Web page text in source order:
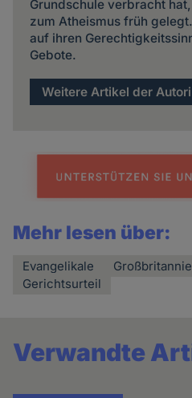
Grundschule verbracht
zum Atheismus früh
auf ihren
Gebote.
Weitere Artikel der
Mehr lesen über:
Evangelikale
Gerichtsurteil
Verwandte